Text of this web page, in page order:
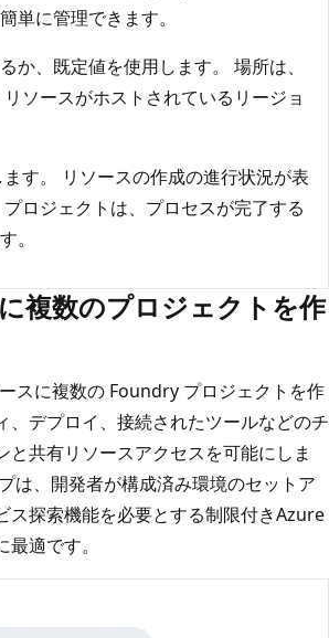
単に管理できます。
か、既定値を使用します。 場所は、
ソースがホストされているリージョ
ます。 リソースの作成の進行状況が表
ロジェクトは、プロセスが完了する
。
複数のプロジェクトを作
スに複数の Foundry プロジェクトを作
、デプロイ、接続されたツールなどのチ
と共有リソースアクセスを可能にしま
は、開発者が構成済み環境のセットア
ス探索機能を必要とする制限付きAzure
適です。